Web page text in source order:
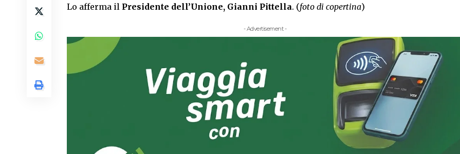
Lo afferma il Presidente dell’Unione, Gianni Pittella. (foto di copertina)
- Advertisement -